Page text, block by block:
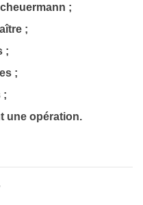
;
;
;
;
;
une opération.